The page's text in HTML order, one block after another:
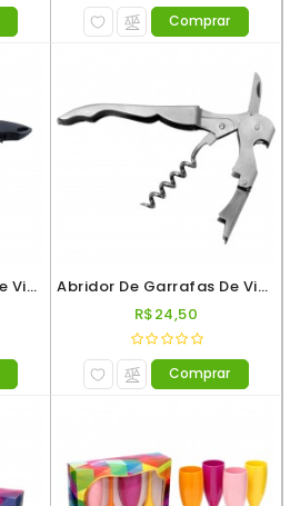
Comprar
Abridor De Garrafas De Vinho E Cerveja 2 Estágios Cabo ABS
Abridor De Garrafas De Vinho E Cerveja 2 Estágios Cabo Aço
R$24,50
Comprar